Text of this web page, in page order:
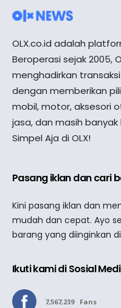
OLX.co.id adalah
Beroperasi sejak 2005,
menghadirkan
dengan memberikan
mobil, motor, aksesori
jasa, dan masih
Simpel Aja di OLX!
Pasang iklan dan cari
Kini pasang iklan dan
mudah dan cepat. Ayo
barang yang diinginkan di
Ikuti kami di Sosial
7,567,239 Fans